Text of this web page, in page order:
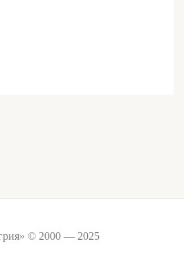
© 2000 — 2025